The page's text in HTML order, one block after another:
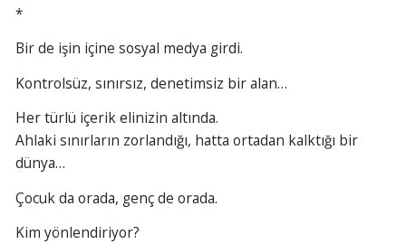
*
Bir de işin içine sosyal medya girdi.
Kontrolsüz, sınırsız, denetimsiz bir alan…
Her türlü içerik elinizin altında.
Ahlaki sınırların zorlandığı, hatta ortadan kalktığı bir
dünya…
Çocuk da orada, genç de orada.
Kim yönlendiriyor?